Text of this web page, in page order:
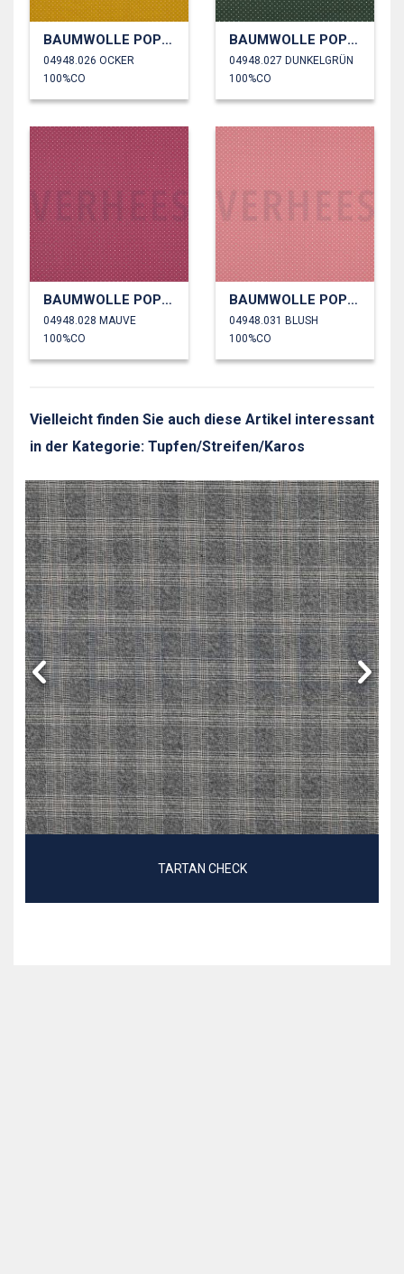
BAUMWOLLE POPELINE KLEINE PUNKTE
04948.026 OCKER
100%CO
BAUMWOLLE POPELINE KLEINE PUNKTE
04948.027 DUNKELGRÜN
100%CO
BAUMWOLLE POPELINE KLEINE PUNKTE
04948.028 MAUVE
100%CO
BAUMWOLLE POPELINE KLEINE PUNKTE
04948.031 BLUSH
100%CO
Vielleicht finden Sie auch diese Artikel interessant
in der Kategorie: Tupfen/Streifen/Karos
TARTAN CHECK